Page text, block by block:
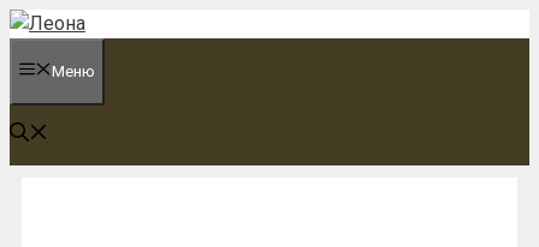
Перейти
содержимому
Меню